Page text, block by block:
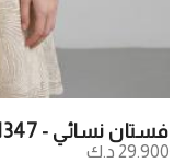
فستان نسائي - 941347
29.900 د.ك